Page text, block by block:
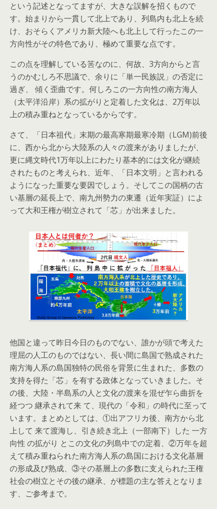
という記述となってますが、大きな誤解を招くもので
す。始まりから一貫して北上であり、列島内も北上を続
け、おそらくアメリカ新大陸へも北上して行ったこの一
方向性がその特色であり、極めて重要な点です。
この点を理解している筈なのに、何故、3方向からと言
うのかむしろ不思議で、余りに「単一民族説」の否定に
過ぎ、 傾く歪曲です。何しろこの一方向性の南方海人
（太平洋沿岸）系の拡がりと定着した文化は、2万年以
上の積み重ねとなっているからです。
さて、「日本祖代」末期の最高寒期最寒冷期（LGM)前後
に、西から北から大陸系の人々の渡来がありましたが、
更に縄文時代1万年以上にわたり基本的には文化が継続
されたものと考えられ、近年、「日本文明」と言われる
ようになった重要な要因でしょう。そしてこの国柄の古
い基層の延長上で、南九州勢力の東遷（近年実証）によ
って大和王権が樹立されて「芯」が出来ました。
他国と違って昨日今日のものでない、誰かが頭で考えた
理屈の人工のものではない、長い間に島国で熟成された
南方海人系の島国独特の民俗を背景に生まれた、多数の
支持を得た「芯」を有する政体となっていきました。そ
の後、大陸・半島系の人と文化の渡来を混ぜ乍ら曲折を
経つつ 継承されて来 て、現代の「令和」の時代に至って
います。まとめとしては、①出アフリカ後、南方から北
上して 来て渡海し、引き続き北上（一部南下）した 一方
向性 の拡がり とこの文化の列島中での定着、②万年を超
えて積み重ねられた南方海人系の島国における文化基層
の形成及び熟成、③その基層上の多数に支えられた王権
社会の樹立とその後の継承、が標題の主な答えとなりま
す、ご参考まで。